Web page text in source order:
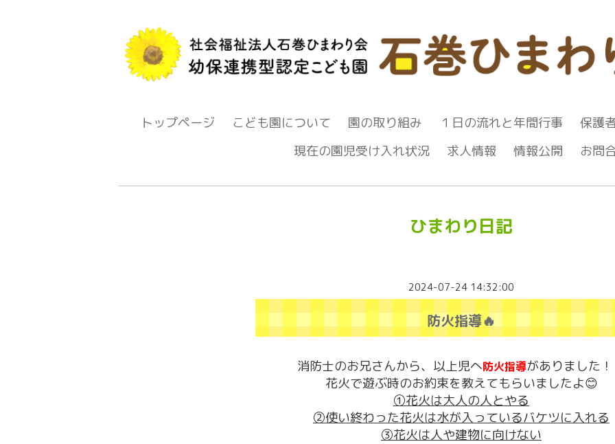
トップページ こども園について 園の取り組み １日の流れと年間行事
保護
現在の園児受け入れ状況
求人情報 情報公開 お問
ひまわり日記
2024-07-24 14:32:00
防火指導🔥
消防士のお兄さんから、以上児へ防火指導がありました
花火で遊ぶ時のお約束を教えてもらいましたよ😊
①花火は大人の人とやる
②使い終わった花火は水が入っているバケツに入れる
③花火は人や建物に向けない